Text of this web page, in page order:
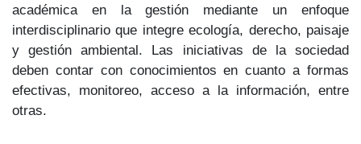
académica en la gestión mediante un enfoque
interdisciplinario que integre ecología, derecho, paisaje
y gestión ambiental. Las iniciativas de la sociedad
deben contar con conocimientos en cuanto a formas
efectivas, monitoreo, acceso a la información, entre
otras.